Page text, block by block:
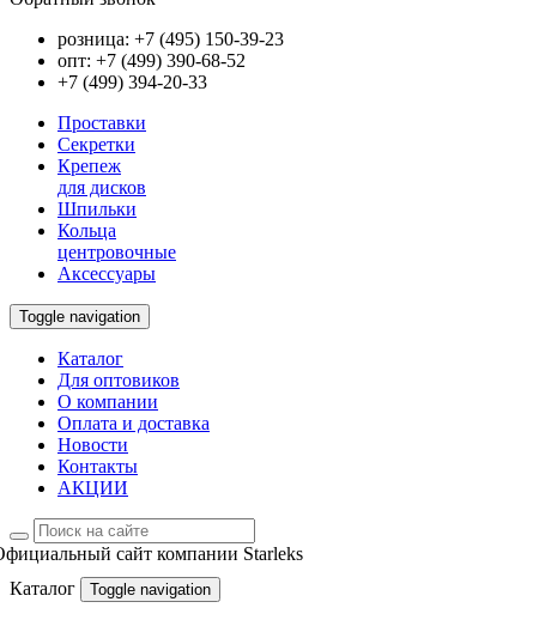
розница: +7 (495) 150-39-23
опт: +7 (499) 390-68-52
+7 (499) 394-20-33
Проставки
Секретки
Крепеж
для дисков
Шпильки
Кольца
центровочные
Аксессуары
Toggle navigation
Каталог
Для оптовиков
О компании
Оплата и доставка
Новости
Контакты
АКЦИИ
сайт компании Starleks
Каталог
Toggle navigation